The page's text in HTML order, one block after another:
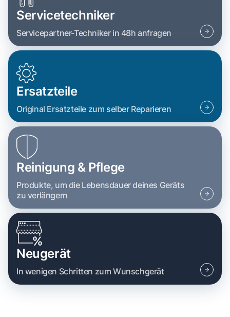
Servicetechniker
Servicepartner-Techniker in 48h anfragen
Ersatzteile
Original Ersatzteile zum selber Reparieren
Reinigung & Pflege
Produkte, um die Lebensdauer deines Geräts
zu verlängern
Neugerät
In wenigen Schritten zum Wunschgerät